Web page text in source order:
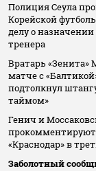
Полиция Сеула
Корейской
делу о
тренера
Вратарь «Зенита»
матче с
подтолкнул
таймом»
Генич и
прокомментируют
«Краснодар» в
Заболотный